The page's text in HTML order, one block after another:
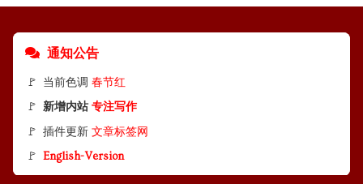
通知公告
🚩 当前色调 春节红
🚩 新增内站 专注写作
🚩 插件更新 文章标签网
🚩 English-Version